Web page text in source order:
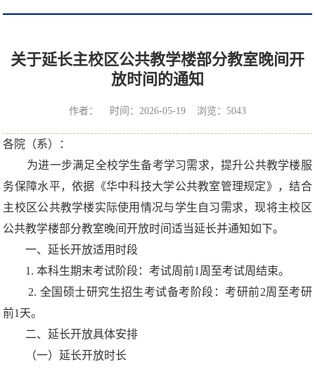
关于延长主校区公共教学楼部分教室晚间开
放时间的通知
作者： 时间：2026-05-19 浏览： 5043
各院（系）：
为进一步满足全校学生备考学习需求，提升公共教学楼服
务保障水平，依据《华中科技大学公共教室管理规定》，结合
主校区公共教学楼实际使用情况与学生自习需求，现将主校区
公共教学楼部分教室晚间开放时间适当延长并通知如下。
一、延长开放适用时段
1. 本科生期末考试阶段：考试周前1周至考试周结束。
2. 全国硕士研究生招生考试备考阶段：考研前2周至考研
前1天。
二、延长开放具体安排
（一）延长开放时长